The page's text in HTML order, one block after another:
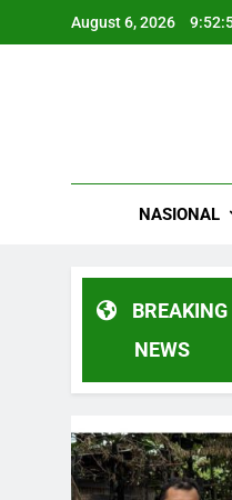
August 6, 2026
NASIONAL
BREAKING
NEWS
Menjaga Integritas di